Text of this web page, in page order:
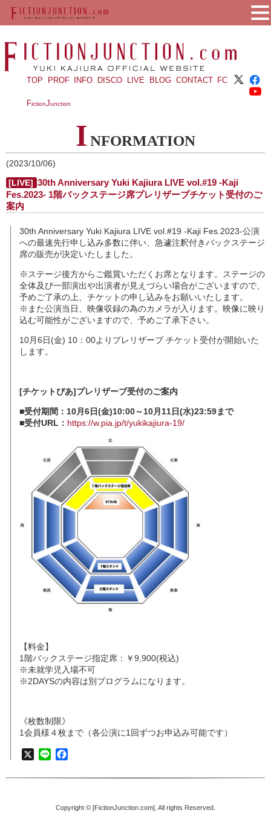
TOP PROF INFO DISCO LIVE BLOG CONTACT FC
FictionJunction
I NFORMATION
(2023/10/06)
[LIVE] 30th Anniversary Yuki Kajiura LIVE vol.#19 -Kaji
Fes.2023- 1階バックステージ席プレリザーブチケット受付のご
案内
30th Anniversary Yuki Kajiura LIVE vol.#19 -Kaji Fes.2023-公演
への最速先行申し込み多数に伴い、急遽注釈付きバックステージ
席の販売が決定いたしました。
※ステージ後方からご鑑賞いただくお席となります。ステージの
全体及び一部演出や出演者が見えづらい場合がございますので、
予めご了承の上、チケットの申し込みをお願いいたします。
※また公演当日、映像収録の為のカメラが入ります。映像に映り
込む可能性がございますので、予めご了承下さい。
10月6日(金) 10：00よりプレリザーブ チケット受付が開始いた
します。
[チケットぴあ]プレリザーブ受付のご案内
■受付期間：10月6日(金)10:00～10月11日(水)23:59まで
■受付URL： https://w.pia.jp/t/yukikajiura-19/
【料金】
1階バックステージ指定席：￥9,900(税込)
※未就学児入場不可
※2DAYSの内容は別プログラムになります。
《枚数制限》
1会員様４枚まで（各公演に1回ずつお申込み可能です）
X Line
Copyright © [FictionJunction.com]. All rights Reserved.